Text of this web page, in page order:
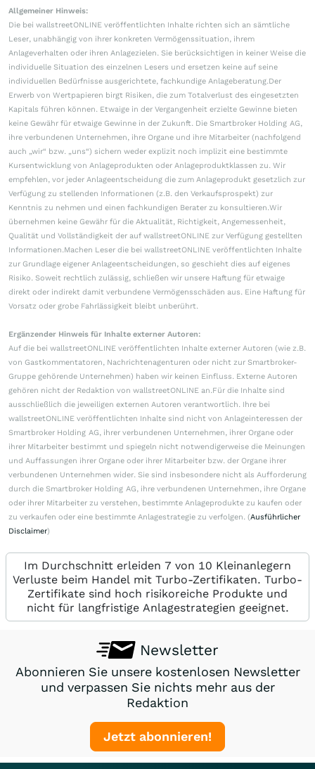
Allgemeiner Hinweis:
Die bei wallstreetONLINE veröffentlichten Inhalte richten sich an sämtliche
Leser, unabhängig von ihrer konkreten Vermögenssituation, ihrem
Anlageverhalten oder ihren Anlagezielen. Sie berücksichtigen in keiner Weise die
individuelle Situation des einzelnen Lesers und ersetzen keine auf seine
individuellen Bedürfnisse ausgerichtete, fachkundige Anlageberatung.Der
Erwerb von Wertpapieren birgt Risiken, die zum Totalverlust des eingesetzten
Kapitals führen können. Etwaige in der Vergangenheit erzielte Gewinne bieten
keine Gewähr für etwaige Gewinne in der Zukunft. Die Smartbroker Holding AG,
ihre verbundenen Unternehmen, ihre Organe und ihre Mitarbeiter (nachfolgend
auch „wir“ bzw. „uns“) sichern weder explizit noch implizit eine bestimmte
Kursentwicklung von Anlageprodukten oder Anlageproduktklassen zu. Wir
empfehlen, vor jeder Anlageentscheidung die zum Anlageprodukt gesetzlich zur
Verfügung zu stellenden Informationen (z.B. den Verkaufsprospekt) zur
Kenntnis zu nehmen und einen fachkundigen Berater zu konsultieren.Wir
übernehmen keine Gewähr für die Aktualität, Richtigkeit, Angemessenheit,
Qualität und Vollständigkeit der auf wallstreetONLINE zur Verfügung gestellten
Informationen.Machen Leser die bei wallstreetONLINE veröffentlichten Inhalte
zur Grundlage eigener Anlageentscheidungen, so geschieht dies auf eigenes
Risiko. Soweit rechtlich zulässig, schließen wir unsere Haftung für etwaige
direkt oder indirekt damit verbundene Vermögensschäden aus. Eine Haftung für
Vorsatz oder grobe Fahrlässigkeit bleibt unberührt.
Ergänzender Hinweis für Inhalte externer Autoren:
Auf die bei wallstreetONLINE veröffentlichten Inhalte externer Autoren (wie z.B.
von Gastkommentatoren, Nachrichtenagenturen oder nicht zur Smartbroker-
Gruppe gehörende Unternehmen) haben wir keinen Einfluss. Externe Autoren
gehören nicht der Redaktion von wallstreetONLINE an.Für die Inhalte sind
ausschließlich die jeweiligen externen Autoren verantwortlich. Ihre bei
wallstreetONLINE veröffentlichten Inhalte sind nicht von Anlageinteressen der
Smartbroker Holding AG, ihrer verbundenen Unternehmen, ihrer Organe oder
ihrer Mitarbeiter bestimmt und spiegeln nicht notwendigerweise die Meinungen
und Auffassungen ihrer Organe oder ihrer Mitarbeiter bzw. der Organe ihrer
verbundenen Unternehmen wider. Sie sind insbesondere nicht als Aufforderung
durch die Smartbroker Holding AG, ihre verbundenen Unternehmen, ihre Organe
oder ihrer Mitarbeiter zu verstehen, bestimmte Anlageprodukte zu kaufen oder
zu verkaufen oder eine bestimmte Anlagestrategie zu verfolgen. (Ausführlicher
Disclaimer)
Im Durchschnitt erleiden 7 von 10 Kleinanlegern
Verluste beim Handel mit Turbo-Zertifikaten. Turbo-
Zertifikate sind hoch risikoreiche Produkte und
nicht für langfristige Anlagestrategien geeignet.
Newsletter
Abonnieren Sie unsere kostenlosen Newsletter
und verpassen Sie nichts mehr aus der
Redaktion
Jetzt abonnieren!